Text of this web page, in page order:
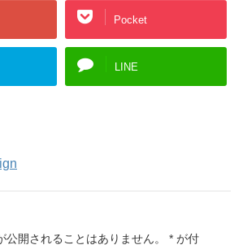
Pocket
LINE
公開されることはありません。 * が付